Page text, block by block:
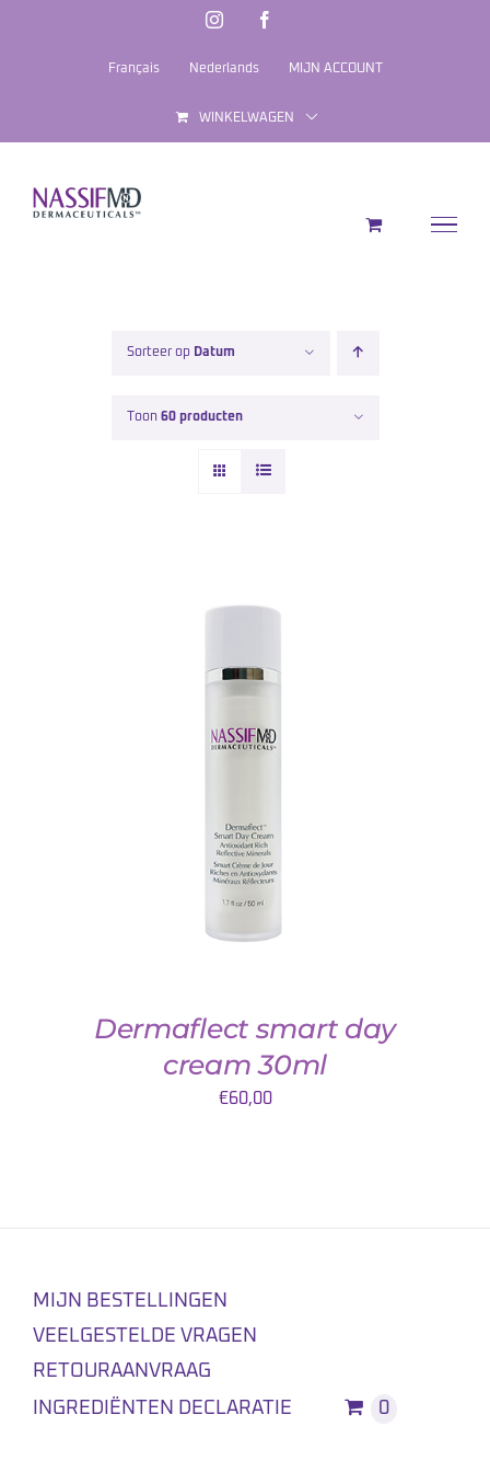
Instagram
Français Nederlands MIJN ACCOUNT
WINKELWAGEN
Sorteer op Datum
Toon 60 producten
Dermaflect smart day
cream 30ml
€60,00
MIJN BESTELLINGEN
VEELGESTELDE VRAGEN
RETOURAANVRAAG
INGREDIËNTEN DECLARATIE
0